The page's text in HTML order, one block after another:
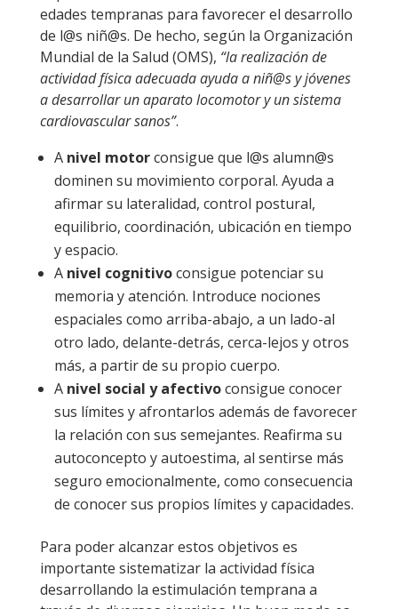
edades tempranas para favorecer el desarrollo
de l@s niñ@s. De hecho, según la Organización
Mundial de la Salud (OMS), “la realización de
actividad física adecuada ayuda a niñ@s y jóvenes
a desarrollar un aparato locomotor y un sistema
cardiovascular sanos”.
A nivel motorconsigue que l@s alumn@s
dominen su movimiento corporal. Ayuda a
afirmar su lateralidad, control postural,
equilibrio, coordinación, ubicación en tiempo
y espacio.
A nivel cognitivoconsigue potenciar su
memoria y atención. Introduce nociones
espaciales como arriba-abajo, a un lado-al
otro lado, delante-detrás, cerca-lejos y otros
más, a partir de su propio cuerpo.
A nivel social y afectivoconsigue conocer
sus límites y afrontarlos además de favorecer
la relación con sus semejantes. Reafirma su
autoconcepto y autoestima, al sentirse más
seguro emocionalmente, como consecuencia
de conocer sus propios límites y capacidades.
Para poder alcanzar estos objetivos es
importante sistematizar la actividad física
desarrollando la estimulación temprana a